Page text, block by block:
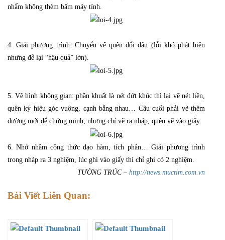
nhẩm không thèm bấm máy tính.
4. Giải phương trình: Chuyển vế quên đổi dấu (lỗi khó phát hiện
nhưng để lại “hậu quả” lớn).
5. Vẽ hình không gian: phần khuất là nét đứt khúc thì lại vẽ nét liền,
quên ký hiệu góc vuông, cạnh bằng nhau… Câu cuối phải vẽ thêm
đường mới để chứng minh, nhưng chỉ vẽ ra nháp, quên vẽ vào giấy.
6. Nhớ nhầm công thức đạo hàm, tích phân… Giải phương trình
trong nháp ra 3 nghiệm, lúc ghi vào giấy thi chỉ ghi có 2 nghiệm.
TƯỜNG TRÚC – http://news.muctim.com.vn
Bài Viết Liên Quan: